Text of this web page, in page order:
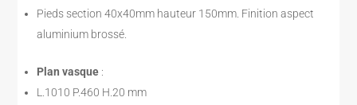
Pieds section 40x40mm hauteur 150mm. Finition aspect
aluminium brossé.
Plan vasque :
L.1010 P.460 H.20 mm